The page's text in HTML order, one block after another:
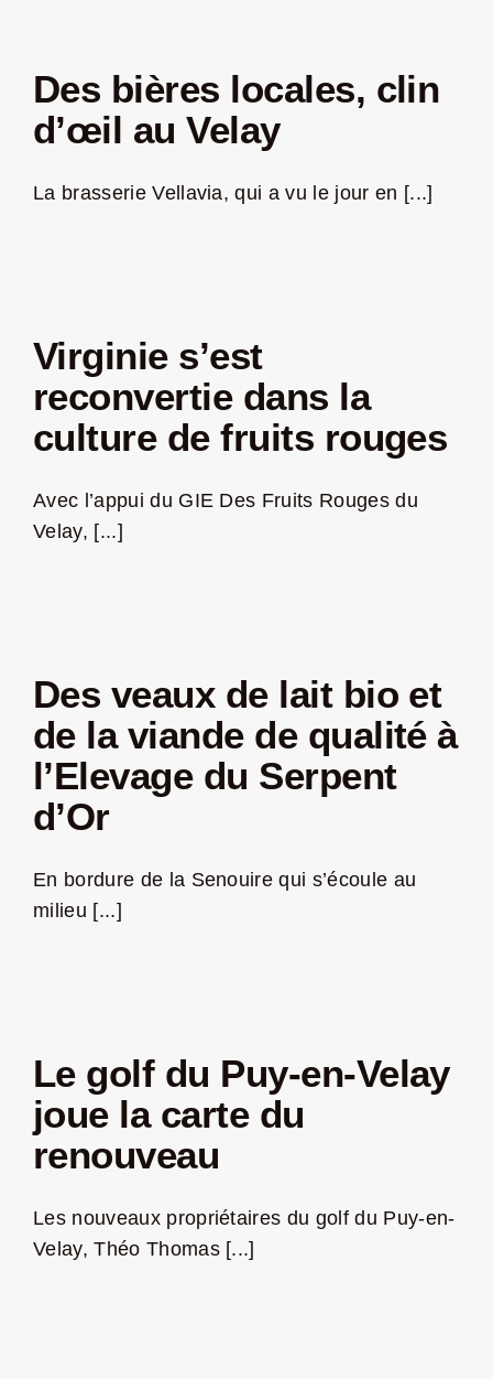
Des bières locales, clin
d’œil au Velay
La brasserie Vellavia, qui a vu le jour en [...]
Virginie s’est
reconvertie dans la
culture de fruits rouges
Avec l’appui du GIE Des Fruits Rouges du
Velay, [...]
Des veaux de lait bio et
de la viande de qualité à
l’Elevage du Serpent
d’Or
En bordure de la Senouire qui s’écoule au
milieu [...]
Le golf du Puy-en-Velay
joue la carte du
renouveau
Les nouveaux propriétaires du golf du Puy-en-
Velay, Théo Thomas [...]